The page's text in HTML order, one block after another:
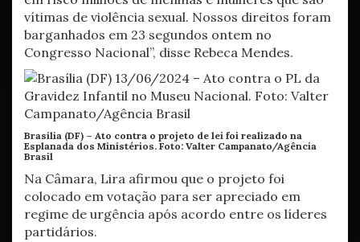
vítimas de violência sexual. Nossos direitos foram
barganhados em 23 segundos ontem no
Congresso Nacional”, disse Rebeca Mendes.
Brasília (DF) – Ato contra o projeto de lei foi realizado na
Esplanada dos Ministérios. Foto: Valter Campanato/Agência
Brasil
Na Câmara, Lira afirmou que o projeto foi
colocado em votação para ser apreciado em
regime de urgência após acordo entre os líderes
partidários.